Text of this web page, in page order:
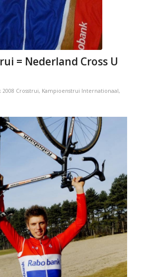
= Nederland Cross U
2008 Crosstrui, Kampioenstrui Internationaal,